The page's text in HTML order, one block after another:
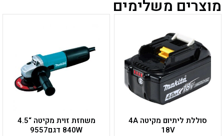
מוצרים משלימים
סוללת ליתיום מקיטה 4A
18V
משחזת זוית מקיטה “4.5
840W דגם9557